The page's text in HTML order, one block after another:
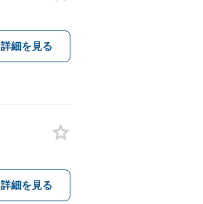
詳細を見る
詳細を見る